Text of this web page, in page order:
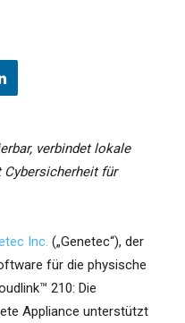
verbindet lokale
für
Inc. („Genetec“), der
für die physische
210: Die
Appliance unterstützt